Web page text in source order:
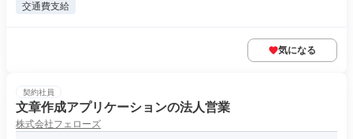
交通費支給
気になる
契約社員
文章作成アプリケーションの法人営業
株式会社フェローズ